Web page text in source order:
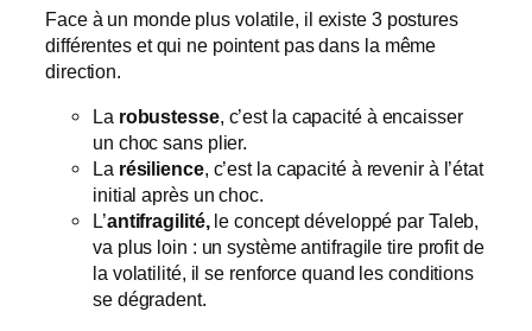
Face à un monde plus volatile, il existe 3 postures
différentes et qui ne pointent pas dans la même
direction.
La robustesse, c’est la capacité à encaisser
un choc sans plier.
La résilience, c’est la capacité à revenir à l’état
initial après un choc.
L’antifragilité,le concept développé par Taleb,
va plus loin : un système antifragile tire profit de
la volatilité, il se renforce quand les conditions
se dégradent.